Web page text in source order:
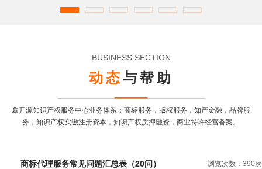
BUSINESS SECTION
动态与帮助
鑫开源知识产权服务中心业务体系：商标服务，版权服务，知产金融，品牌服
务， 知识产权实缴注册资本，知识产权质押融资，商业特许经营备案。
浏览次数：390次
商标代理服务常见问题汇总表（20问）